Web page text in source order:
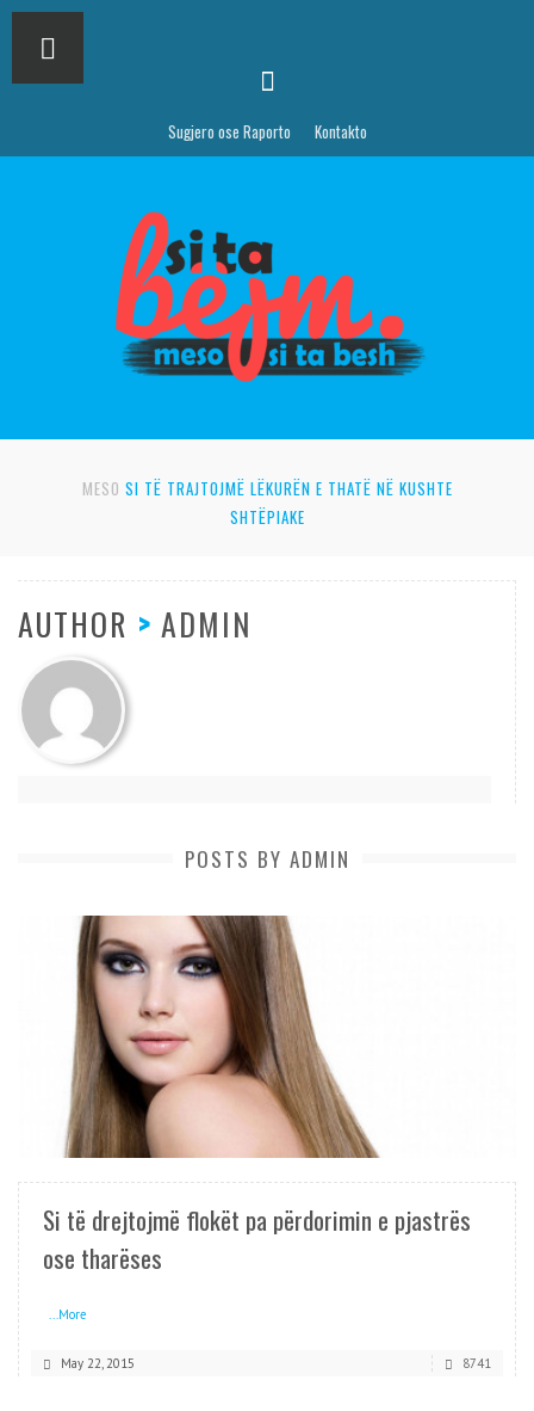
Sugjero ose Raporto Kontakto
MESO SI TË TRAJTOJMË LËKURËN E THATË NË KUSHTE
SHTËPIAKE
AUTHOR > ADMIN
POSTS BY ADMIN
Si të drejtojmë flokët pa përdorimin e pjastrës
ose tharëses
...More
May 22, 2015 8741